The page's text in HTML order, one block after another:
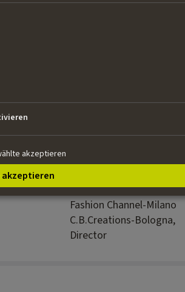
Milagro-Varese, Director
Fashion Channel-Milano
C.B.Creations-Bologna,
Director
akzeptieren
akzeptieren